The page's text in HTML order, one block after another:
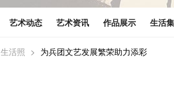
艺术动态 艺术资讯 作品展示 生活集
生活照 > 为兵团文艺发展繁荣助力添彩